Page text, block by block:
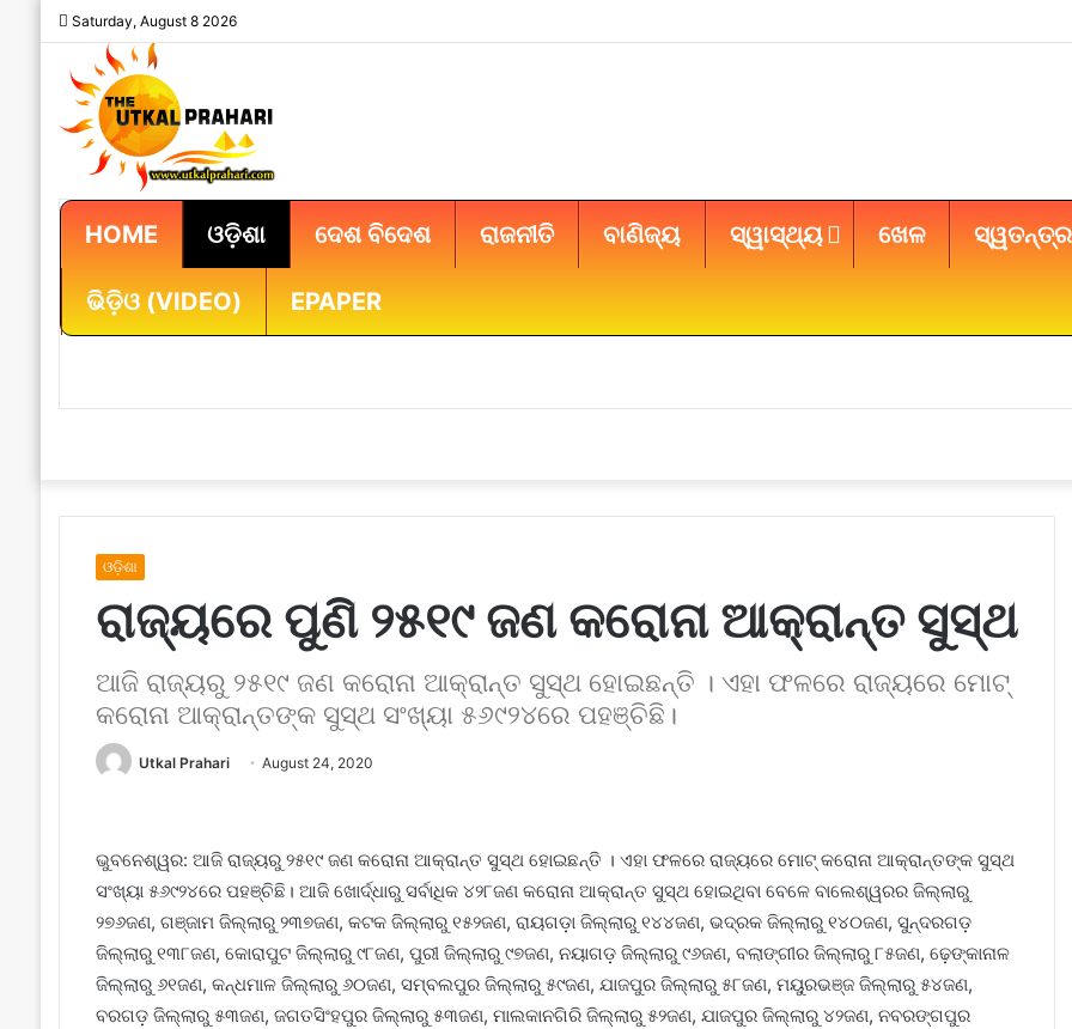
Saturday, August 8 2026
HOME ଓଡ଼ିଶା ଦେଶ ବିଦେଶ ରାଜନୀତି ବାଣିଜ୍ୟ ସ୍ୱାସ୍ଥ୍ୟ ଖେଳ ସ୍ୱତନ୍ତ୍ର
ଭିଡ଼ିଓ (VIDEO) EPAPER
ଓଡ଼ିଶା
ରାଜ୍ୟରେ ପୁଣି ୨୫୧୯ ଜଣ କରୋନା ଆକ୍ରାନ୍ତ ସୁସ୍ଥ
ଆଜି ରାଜ୍ୟରୁ ୨୫୧୯ ଜଣ କରୋନା ଆକ୍ରାନ୍ତ ସୁସ୍ଥ ହୋଇଛନ୍ତି । ଏହା ଫଳରେ ରାଜ୍ୟରେ ମୋଟ୍
କରୋନା ଆକ୍ରାନ୍ତଙ୍କ ସୁସ୍ଥ ସଂଖ୍ୟା ୫୬୯୨୪ରେ ପହଞ୍ଚିଛି।
Utkal Prahari August 24, 2020
ଭୁବନେଶ୍ୱର: ଆଜି ରାଜ୍ୟରୁ ୨୫୧୯ ଜଣ କରୋନା ଆକ୍ରାନ୍ତ ସୁସ୍ଥ ହୋଇଛନ୍ତି । ଏହା ଫଳରେ ରାଜ୍ୟରେ ମୋଟ୍ କରୋନା ଆକ୍ରାନ୍ତଙ୍କ ସୁସ୍ଥ
ସଂଖ୍ୟା ୫୬୯୨୪ରେ ପହଞ୍ଚିଛି। ଆଜି ଖୋର୍ଦ୍ଧାରୁ ସର୍ବାଧିକ ୪୨୮ଜଣ କରୋନା ଆକ୍ରାନ୍ତ ସୁସ୍ଥ ହୋଇଥିବା ବେଳେ ବାଲେଶ୍ୱରର ଜିଲ୍ଲାରୁ
୨୭୬ଜଣ, ଗଞ୍ଜାମ ଜିଲ୍ଲାରୁ ୨୩୭ଜଣ, କଟକ ଜିଲ୍ଲାରୁ ୧୫୨ଜଣ, ରାୟଗଡ଼ା ଜିଲ୍ଲାରୁ ୧୪୪ଜଣ, ଭଦ୍ରକ ଜିଲ୍ଲାରୁ ୧୪୦ଜଣ, ସୁନ୍ଦରଗଡ଼
ଜିଲ୍ଲାରୁ ୧୩୮ଜଣ, କୋରାପୁଟ ଜିଲ୍ଲାରୁ ୯୮ଜଣ, ପୁରୀ ଜିଲ୍ଲାରୁ ୯୭ଜଣ, ନୟାଗଡ଼ ଜିଲ୍ଲାରୁ ୯୬ଜଣ, ବଲାଙ୍ଗୀର ଜିଲ୍ଲାରୁ ୮୫ଜଣ, ଢ଼େଙ୍କାନାଳ
ଜିଲ୍ଲାରୁ ୬୧ଜଣ, କନ୍ଧମାଳ ଜିଲ୍ଲାରୁ ୬୦ଜଣ, ସମ୍ବଲପୁର ଜିଲ୍ଲାରୁ ୫୯ଜଣ, ଯାଜପୁର ଜିଲ୍ଲାରୁ ୫୮ଜଣ, ମୟୁରଭଞ୍ଜ ଜିଲ୍ଲାରୁ ୫୪ଜଣ,
ବରଗଡ଼ ଜିଲ୍ଲାରୁ ୫୩ଜଣ, ଜଗତସିଂହପୁର ଜିଲ୍ଲାରୁ ୫୩ଜଣ, ମାଲକାନଗିରି ଜିଲ୍ଲାରୁ ୫୨ଜଣ, ଯାଜପୁର ଜିଲ୍ଲାରୁ ୪୨ଜଣ, ନବରଙ୍ଗପୁର